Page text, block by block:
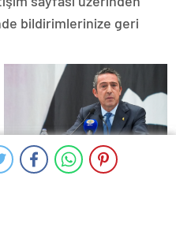
bildirimlerinize geri
Ali Koç: Ben tribünde